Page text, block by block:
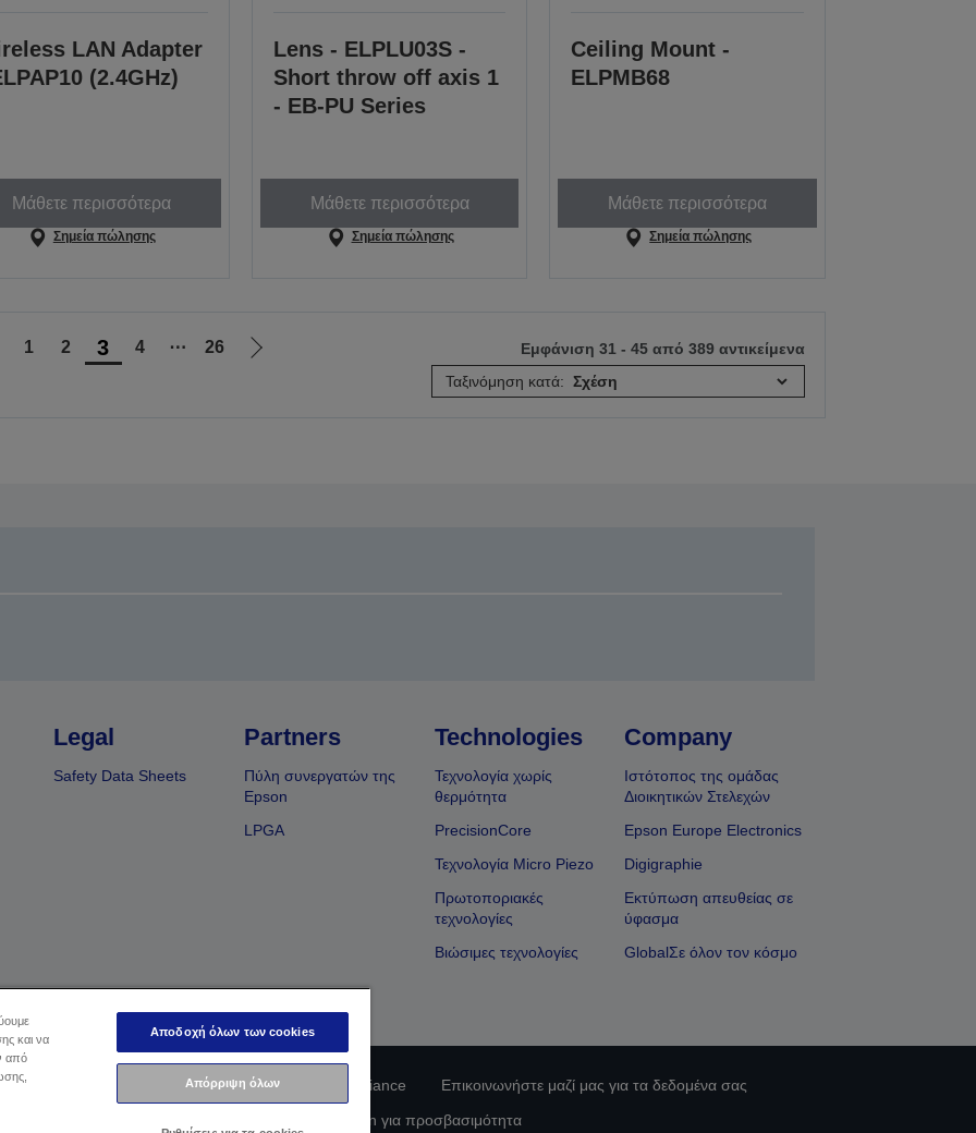
LAN Adapter
(2.4GHz)
Μάθετε περισσότερα
Σημεία πώλησης
Lens - ELPLU03S -
Short throw off axis 1
- EB-PU Series
Μάθετε περισσότερα
Σημεία πώλησης
Ceiling Mount -
ELPMB68
Μάθετε περισσότερα
Σημεία πώλησης
1 2 3 4 ⋯ 26
Μετάβαση
Εμφάνιση 31 - 45 από 389 αντικείμενα
Ταξινόμηση κατά:
Legal
Safety Data Sheets
Partners
Πύλη συνεργατών της
Epson
LPGA
Technologies
Τεχνολογία χωρίς
θερμότητα
PrecisionCore
Τεχνολογία Micro Piezo
Πρωτοποριακές
τεχνολογίες
Βιώσιμες τεχνολογίες
Company
Ιστότοπος της ομάδας
Διοικητικών Στελεχών
Epson Europe Electronics
Digigraphie
Εκτύπωση απευθείας σε
ύφασμα
GlobalΣε όλον τον κόσμο
Ιδιωτικού Απορρήτου EU Data Act Compliance
Επικοινωνήστε μαζί μας για τα δεδομένα σας
Δέσμευση της Epson για προσβασιμότητα
και να
από
Αποδοχή όλων των cookies
Απόρριψη όλων